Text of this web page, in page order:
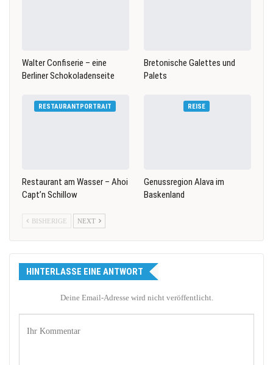
Walter Confiserie – eine
Berliner Schokoladenseite
Bretonische Galettes und
Palets
RESTAURANTPORTRAIT
Restaurant am Wasser – Ahoi
Capt’n Schillow
REISE
Genussregion Alava im
Baskenland
BISHERIGE NEXT
HINTERLASSE EINE ANTWORT
Deine Email-Adresse wird nicht veröffentlicht.